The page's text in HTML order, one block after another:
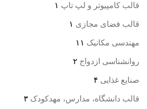
قالب کامپیوتر و لپ تاپ ۱
قالب فضای مجازی ۱
مهندسی مکانیک ۱۱
روانشناسی ازدواج ۲
صنایع غذایی ۴
قالب دانشگاه، مدارس، مهدکودک ۳